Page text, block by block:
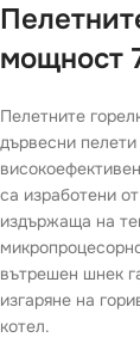
мощност
Пелетните
дървесни
са изработени
издържаща на
вътрешен шнек
изгаряне на
котел.